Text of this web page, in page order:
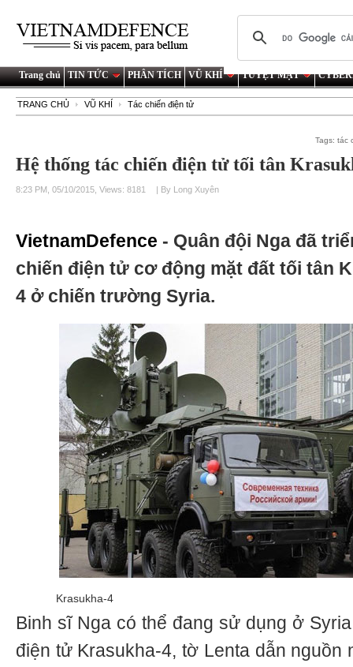
Trang chủ TIN TỨC PHÂN TÍCH VŨ KHÍ TUYỆT MẬT
TRANG CHỦ VŨ KHÍ Tác chiến điện tử
Tags:tác
Hệ thống tác chiến điện tử tối tân
8:23 PM, 05/10/2015, Views: 8181 | By Long Xuyên
VietnamDefence - Quân đội Nga đã
chiến điện tử cơ động mặt đất tối tân
4 ở chiến trường Syria.
Krasukha-4
Binh sĩ Nga có thể đang sử dụng ở
điện tử Krasukha-4, tờ Lenta dẫn nguồn